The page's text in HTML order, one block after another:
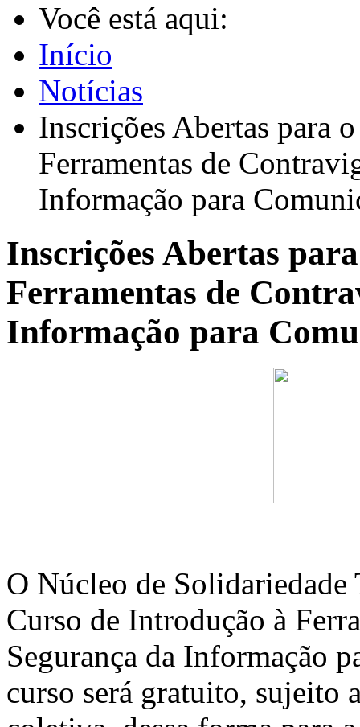
Você está aqui:
Início
Notícias
Inscrições Abertas para
Ferramentas de
Informação para
Inscrições Abertas
Ferramentas de
Informação para
O Núcleo de
Curso de Introdução à
Segurança da Informação
curso será gratuito, sujeito